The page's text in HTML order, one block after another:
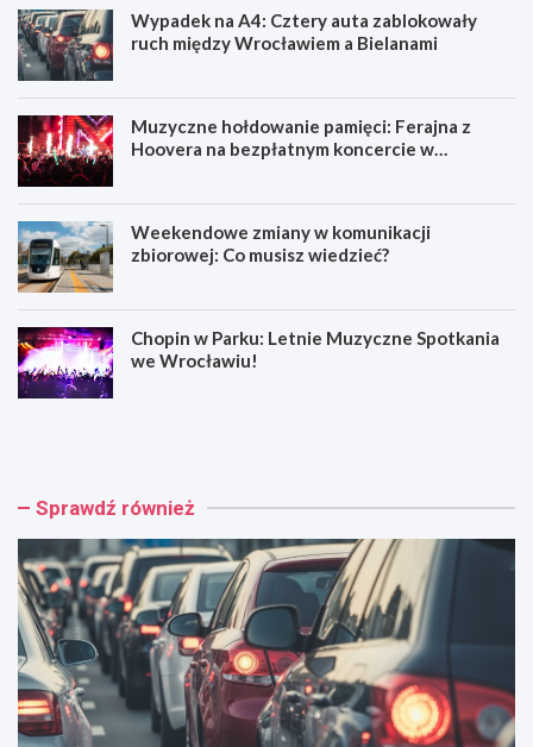
Wypadek na A4: Cztery auta zablokowały
ruch między Wrocławiem a Bielanami
Muzyczne hołdowanie pamięci: Ferajna z
Hoovera na bezpłatnym koncercie w
Weekendowe zmiany w komunikacji
zbiorowej: Co musisz wiedzieć?
Chopin w Parku: Letnie Muzyczne Spotkania
we Wrocławiu!
W
e
n
a
A
4
:
C
z
t
e
M
z
e
h
o
ł
d
o
w
a
n
Sprawdź również